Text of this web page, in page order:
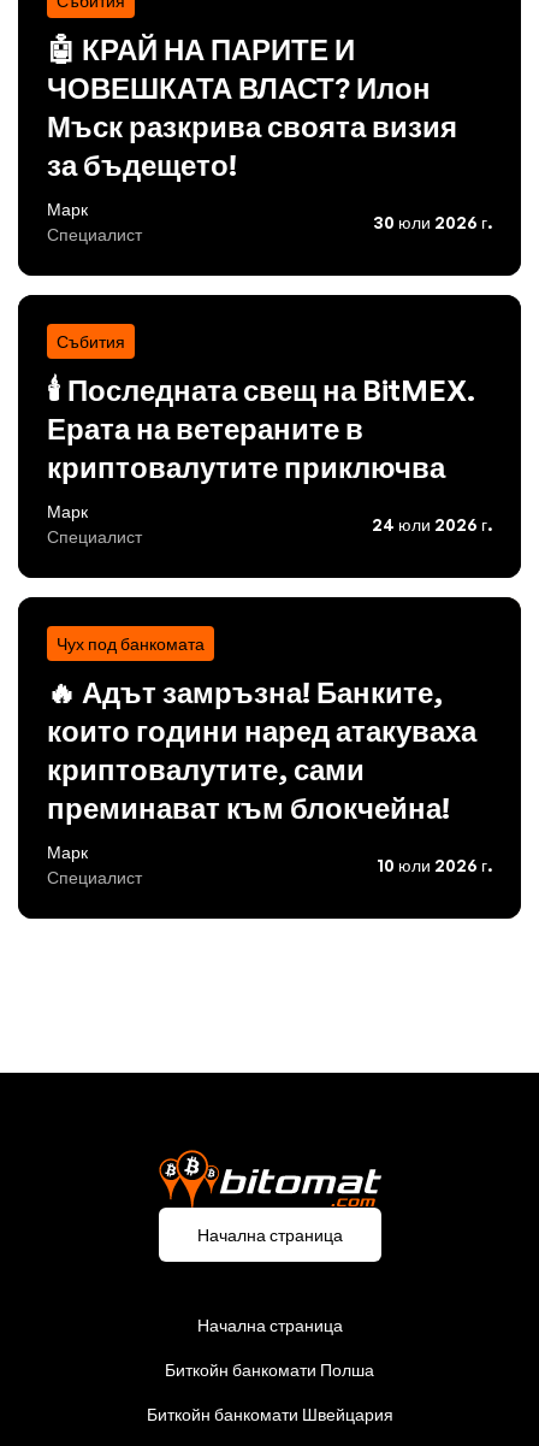
🤖 КРАЙ НА ПАРИТЕ И
ЧОВЕШКАТА ВЛАСТ? Илон
Мъск разкрива своята визия
за бъдещето!
Марк
Специалист
30 юли 2026 г.
Събития
🕯️ Последната свещ на BitMEX.
Ерата на ветераните в
криптовалутите приключва
Марк
Специалист
24 юли 2026 г.
Чух под банкомата
🔥 Адът замръзна! Банките,
които години наред атакуваха
криптовалутите, сами
преминават към блокчейна!
Марк
Специалист
10 юли 2026 г.
Начална страница
Начална страница
Биткойн банкомати Полша
Биткойн банкомати Швейцария